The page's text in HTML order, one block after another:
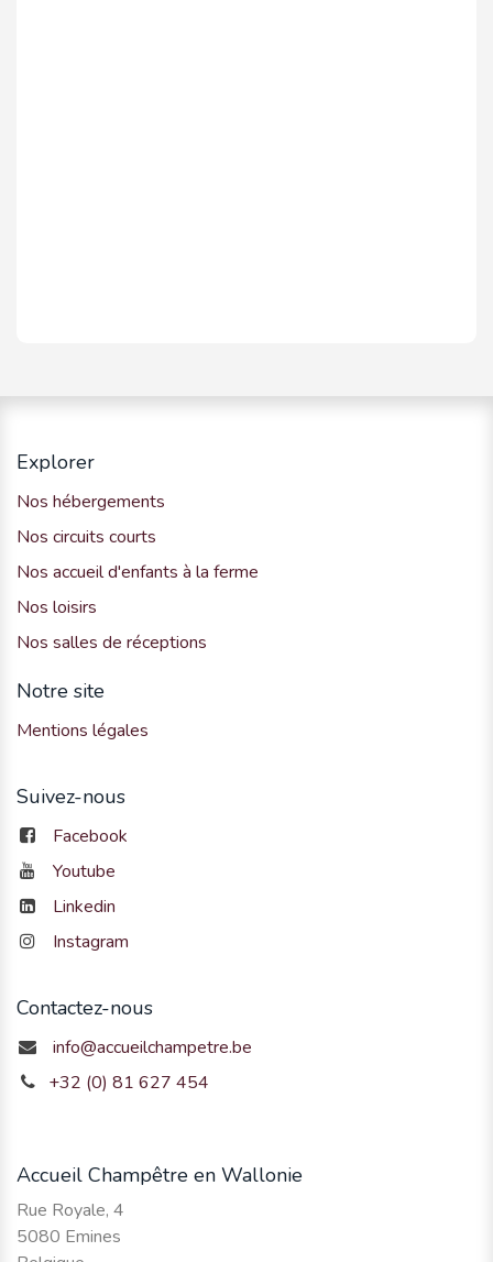
Explorer
Nos hébergements
Nos circuits courts
Nos accueil d'enfants à la ferme
Nos loisirs
Nos salles de réceptions
Notre site
Mentions légales
Suivez-nous
Facebook
Youtube
Linkedin
Instagram
Contactez-nous
info@accueilchampetre.be
+32 (0) 81 627 454
Accueil Champêtre en Wallonie
Rue Royale, 4
5080 Emines